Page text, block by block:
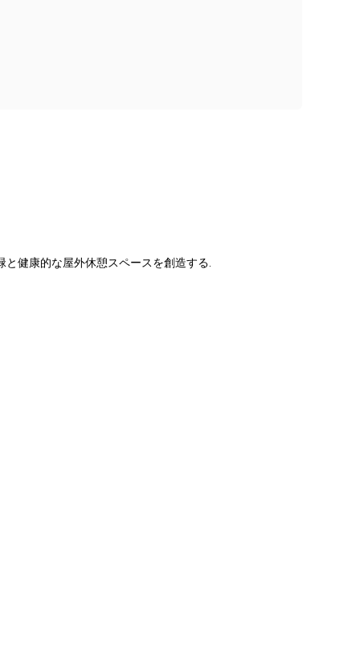
健康的な屋外休憩スペースを創造する.